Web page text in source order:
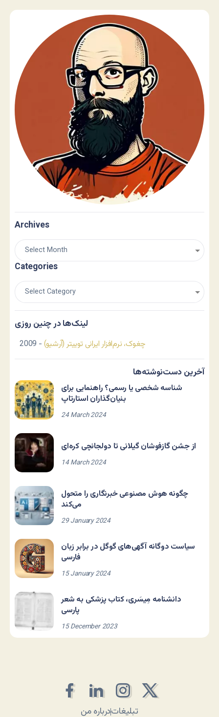
Archives
Categories
لینک‌ها در چنین روزی
چغوک، نرم‌افزار ایرانی توییتر (آرشیو) - 2009
آخرین دست‌نوشته‌ها
شناسه شخصی یا رسمی؟ راهنمایی برای
بنیان‌گذاران استارتاپ
24 March 2024
از جشن گازفوشان گیلانی تا دولجانچی کره‌ای
14 March 2024
چگونه هوش مصنوعی خبرنگاری را متحول
می‌کند
29 January 2024
سیاست دوگانه آگهی‌های گوگل در برابر زبان
فارسی
15 January 2024
دانشنامه مِیسَری، کتاب پزشکی به شعر
پارسی
15 December 2023
درباره منتبلیغات